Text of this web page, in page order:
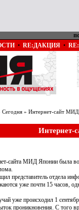
• RE:ДАКЦИЯ •
Сегодня » Интернет-сайт МИД
Интернет-
сайта МИД Японии была во
представитель отдела
уже почти 15 часов,
уже происходил 1
проникновения. С того